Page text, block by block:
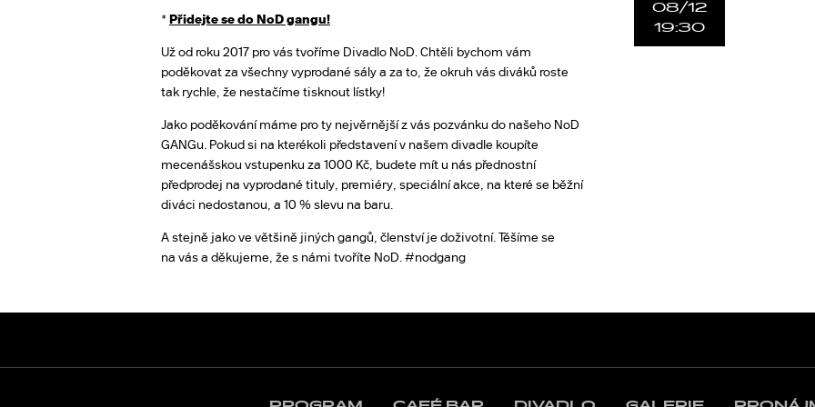
*Přidejte se do NoD gangu!
Už od roku 2017 pro vás tvoříme Divadlo NoD. Chtěli bychom vám
poděkovat za všechny vyprodané sály a za to, že okruh vás diváků roste
tak rychle, že nestačíme tisknout lístky!
Jako poděkování máme pro ty nejvěrnější z vás pozvánku do našeho NoD
GANGu. Pokud si na kterékoli představení v našem divadle koupíte
mecenášskou vstupenku za 1000 Kč, budete mít u nás přednostní
předprodej na vyprodané tituly, premiéry, speciální akce, na které se běžní
diváci nedostanou, a 10 % slevu na baru.
A stejně jako ve většině jiných gangů, členství je doživotní. Těšíme se
na vás a děkujeme, že s námi tvoříte NoD. #nodgang
08/12
19:30